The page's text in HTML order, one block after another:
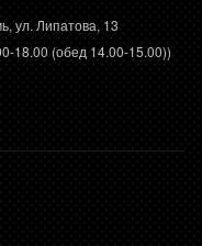
ул. Липатова, 13
18.00 (обед 14.00-15.00))